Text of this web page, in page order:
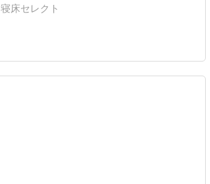
寝床セレクト